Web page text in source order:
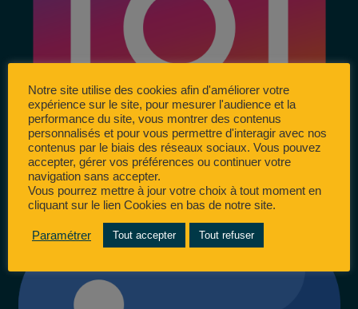
Notre site utilise des cookies afin d'améliorer votre
expérience sur le site, pour mesurer l'audience et la
performance du site, vous montrer des contenus
personnalisés et pour vous permettre d'interagir avec nos
contenus par le biais des réseaux sociaux. Vous pouvez
accepter, gérer vos préférences ou continuer votre
navigation sans accepter.
Vous pourrez mettre à jour votre choix à tout moment en
cliquant sur le lien Cookies en bas de notre site.
Paramétrer Tout accepter Tout refuser